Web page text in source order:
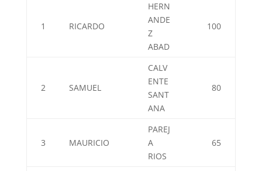
1 RICARDO
HERN
ANDE
Z
ABAD
100
2 SAMUEL
CALV
ENTE
SANT
ANA
80
3 MAURICIO
PAREJ
A
RIOS
65